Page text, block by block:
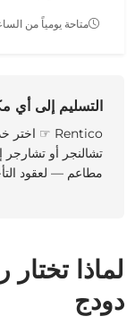
متاحة يومياً من الساعة 9:00 إلى 21:00 لتجربة التأجير
التسليم إلى أي
Rentico ☞ اختر خدمة التأجير
تشالنجر أو تشارجر
مطاعم — لعقود التأجير لمدة
لماذا تختار
دودج